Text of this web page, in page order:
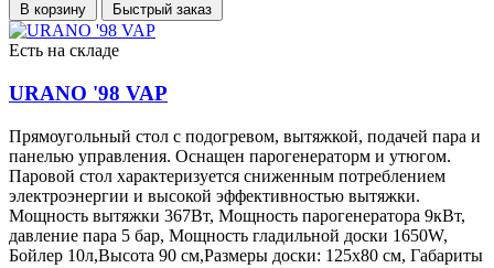
В корзину Быстрый заказ
Есть на складе
URANO '98 VAP
Прямоугольный стол с подогревом, вытяжкой, подачей пара и
панелью управления. Оснащен парогенераторм и утюгом.
Паровой стол характеризуется сниженным потреблением
электроэнергии и высокой эффективностью вытяжки.
Мощность вытяжки 367Вт, Мощность парогенератора 9кВт,
давление пара 5 бар, Мощность гладильной доски 1650W,
Бойлер 10л,Высота 90 см,Размеры доски: 125x80 см, Габариты